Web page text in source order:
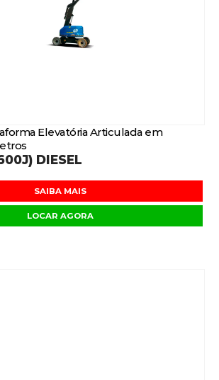
Elevatória Articulada em
DIESEL
SAIBA MAIS
LOCAR AGORA